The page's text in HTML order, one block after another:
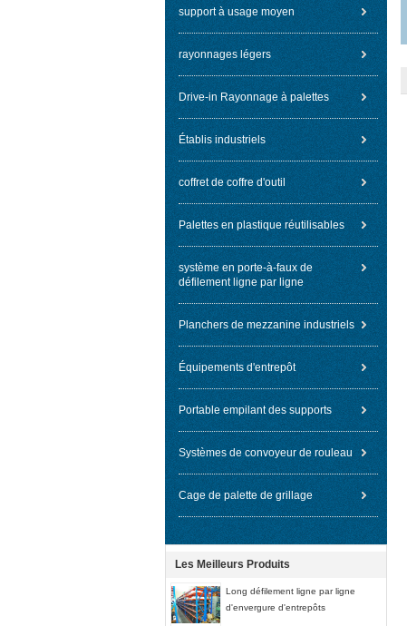
support à usage moyen
rayonnages légers
Drive-in Rayonnage à palettes
Établis industriels
coffret de coffre d'outil
Palettes en plastique réutilisables
système en porte-à-faux de
défilement ligne par ligne
Planchers de mezzanine industriels
Équipements d'entrepôt
Portable empilant des supports
Systèmes de convoyeur de rouleau
Cage de palette de grillage
Les Meilleurs Produits
Long défilement ligne par ligne
d'envergure d'entrepôts